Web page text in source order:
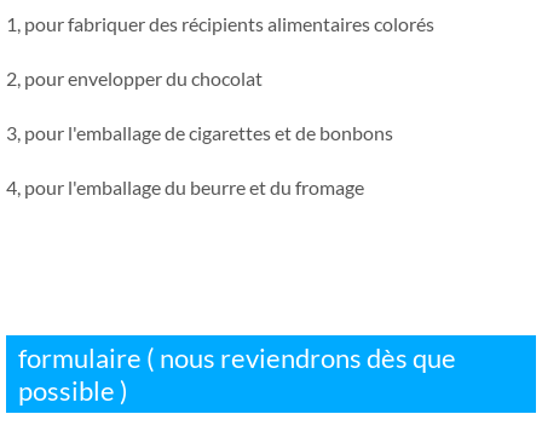
1, pour fabriquer des récipients alimentaires colorés
2, pour envelopper du chocolat
3, pour l'emballage de cigarettes et de bonbons
4, pour l'emballage du beurre et du fromage
formulaire ( nous reviendrons dès que
possible )